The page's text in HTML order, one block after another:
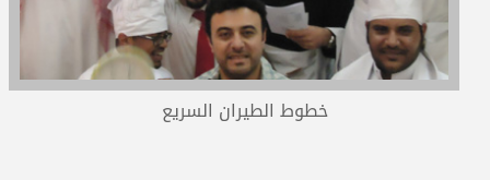
خطوط الطيران السريع